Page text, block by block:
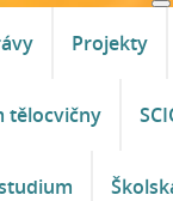
Projekty
tělocvičny